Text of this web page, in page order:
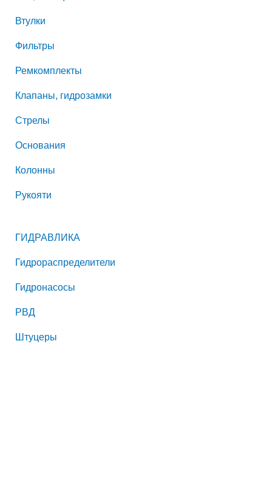
Втулки
Фильтры
Ремкомплекты
Клапаны, гидрозамки
Стрелы
Основания
Колонны
Рукояти
ГИДРАВЛИКА
Гидрораспределители
Гидронасосы
РВД
Штуцеры